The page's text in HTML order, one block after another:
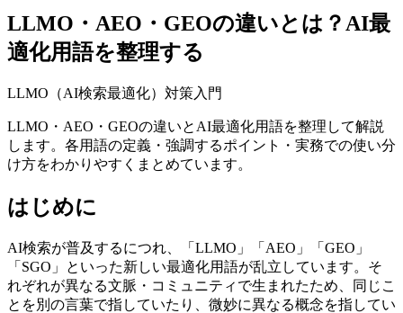
LLMO・AEO・GEOの違いとは？AI最
適化用語を整理する
LLMO（AI検索最適化）対策入門
LLMO・AEO・GEOの違いとAI最適化用語を整理して解説
します。各用語の定義・強調するポイント・実務での使い分
け方をわかりやすくまとめています。
はじめに
AI検索が普及するにつれ、「LLMO」「AEO」「GEO」
「SGO」といった新しい最適化用語が乱立しています。そ
れぞれが異なる文脈・コミュニティで生まれたため、同じこ
とを別の言葉で指していたり、微妙に異なる概念を指してい